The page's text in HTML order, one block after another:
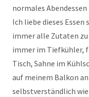
normales
Ich liebe dieses Essen
immer alle Zutaten zu
immer im Tiefkühler,
Tisch, Sahne im
auf meinem Balkon
selbstverständlich